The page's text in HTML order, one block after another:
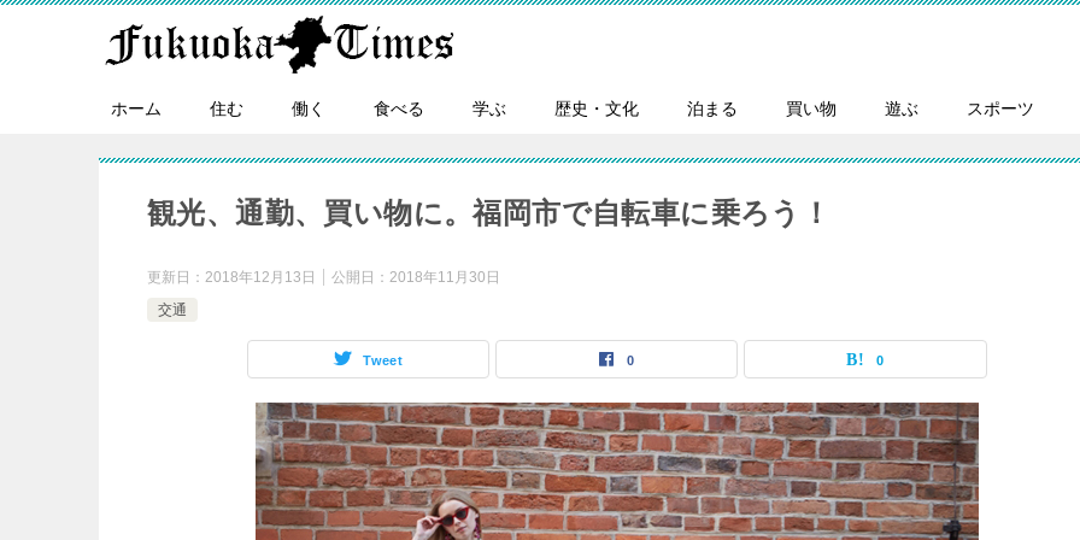
ホーム 住む 働く 食べる 学ぶ 歴史・文化 泊まる 買い物 遊ぶ スポーツ
観光、通勤、買い物に。福岡市で自転車に乗ろう！
更新日： 2018年12月13日 公開日： 2018年11月30日
交通
Tweet 0 0